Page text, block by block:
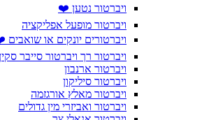
ויברטור נטען ❤️
ויברטור מופעל אפליקציה
ויברטורים יונקים או
ויברטור רך ויברטור סייבר
ויברטור ארנבון
ויברטור סיליקון
ויברטור מאלץ אורגזמה
ויברטור ואביזרי מין גדולים